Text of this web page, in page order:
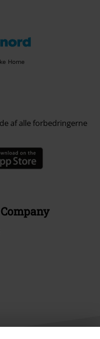
Home
af alle forbedringerne